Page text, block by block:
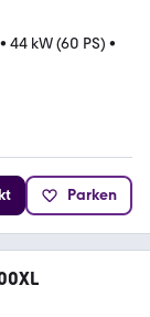
• 44 kW (60 PS) •
Parken